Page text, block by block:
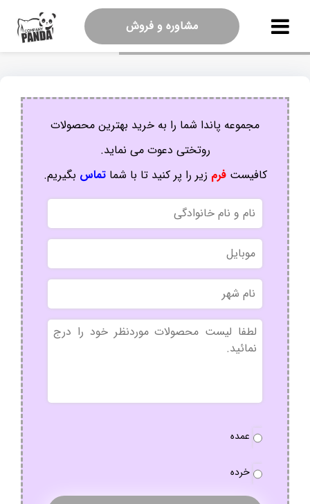
مشاوره و فروش
مجموعه پاندا شما را به خرید بهترین محصولات
روتختی دعوت می نماید.
کافیستفرم زیر را پر کنید تا با شماتماس بگیریم.
نام
و
نام
خانوادگی
موبایل
نام
شهر
بدون
عنوان
نوع
عمده
خرده